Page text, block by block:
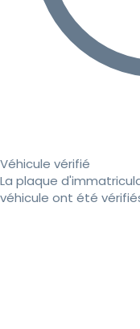
Véhicule vérifié
La plaque
véhicule ont été